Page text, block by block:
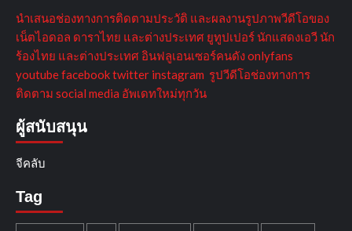
นำเสนอช่องทางการติดตามประวัติ และผลงานรูปภาพวีดีโอของ
เน็ตไอดอล ดาราไทย และต่างประเทศ ยูทูปเปอร์ นักแสดงเอวี นัก
ร้องไทย และต่างประเทศ อินฟลูเอนเซอร์คนดัง onlyfans
youtube facebook twitter instagram รูปวีดีโอช่องทางการ
ติดตาม social media อัพเดทใหม่ทุกวัน
ผู้สนับสนุน
จีคลับ
Tag